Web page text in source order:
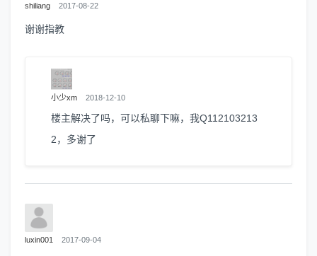
shiliang 2017-08-22
谢谢指教
小少xm 2018-12-10
楼主解决了吗，可以私聊下嘛，我Q112103213
2，多谢了
luxin001 2017-09-04